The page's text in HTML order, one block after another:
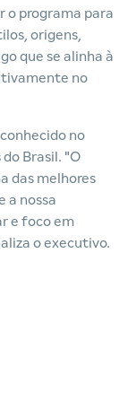
o programa para
origens,
que se alinha à
no
no
do Brasil. "O
das melhores
a nossa
e foco em
o executivo.